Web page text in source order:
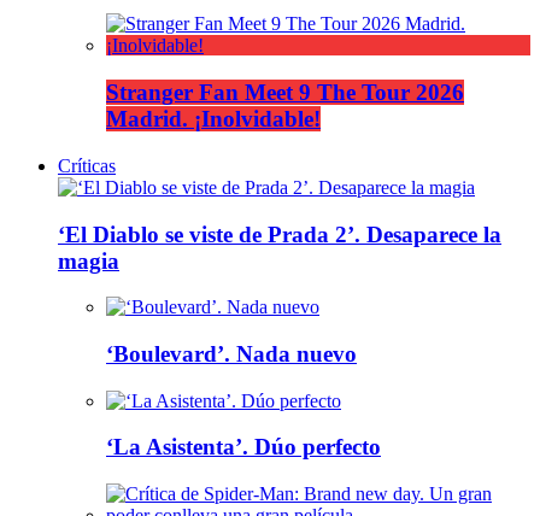
Stranger Fan Meet 9 The Tour 2026
Madrid. ¡Inolvidable!
Críticas
‘El Diablo se viste de Prada 2’. Desaparece la
magia
‘Boulevard’. Nada nuevo
‘La Asistenta’. Dúo perfecto